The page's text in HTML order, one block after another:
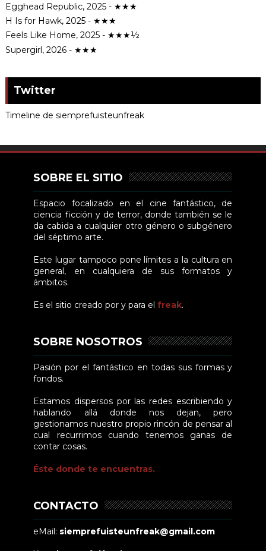
Egghead Republic, 2025 - ★★★
H Is for Hawk, 2025 - ★★★
Feels Like Home, 2025 - ★★★½
Supergirl, 2026 - ★★★
Twitter
Timeline de siemprefuisteunfreak
SOBRE EL SITIO
Espacio focalizado en el cine fantástico, de
ciencia ficción y de terror, donde también se le
da cabida a cualquier otro género o subgénero
del séptimo arte.
Este lugar tampoco pone límites a la cultura en
general, en cualquiera de sus formatos y
ámbitos.
Es el sitio creado por y para elfreak.
SOBRE NOSOTROS
Pasión por el fantástico en todas sus formas y
fondos.
Estamos dispersos por las redes escribiendo y
hablando allá donde nos dejan, pero
gestionamos nuestro propio rincón de pensar al
cual recurrimos cuando tenemos ganas de
contar cosas.
Éste donde te encuentras.
CONTACTO
eMail: siemprefuisteunfreak@gmail.com